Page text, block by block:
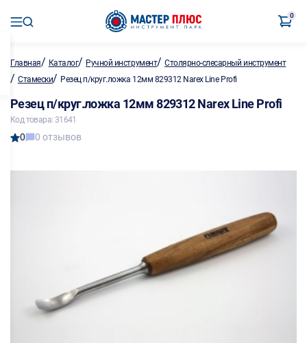
0
Главная/ Каталог/ Ручной инструмент/Столярно-слесарный инструмент
/ Стамески/ Резец п/круг.ложка 12мм 829312 Narex Line Profi
Резец п/круг.ложка 12мм 829312 Narex Line Profi
Код товара: 31641
0 0 отзывов